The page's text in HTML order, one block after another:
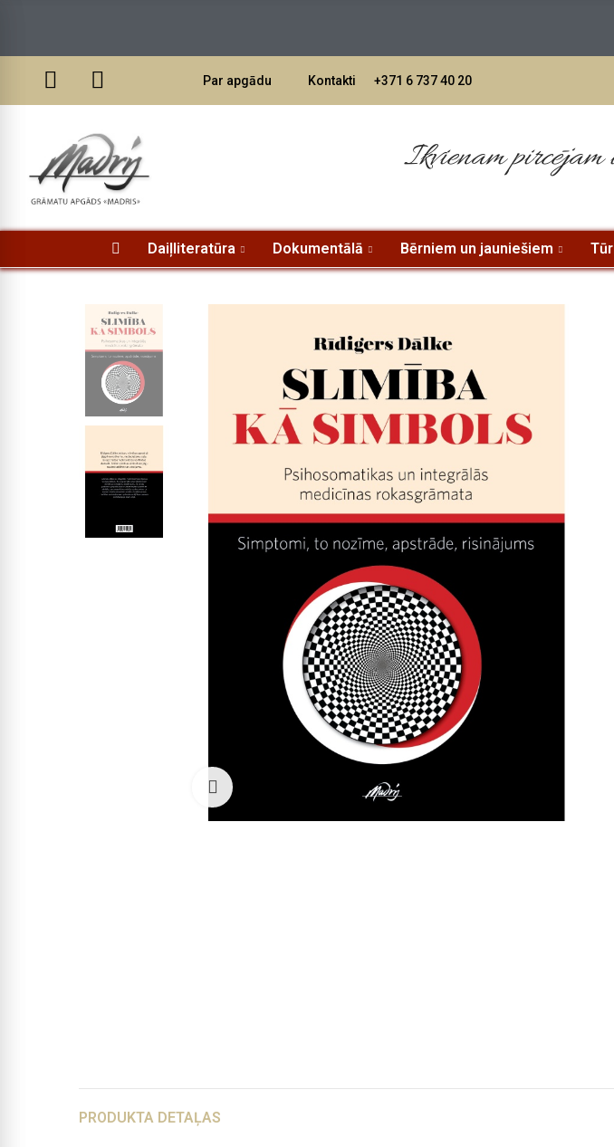
Par apgādu Kontakti +371 6 737 40 20
Ikvienam
Daiļliteratūra Dokumentālā Bērniem un jauniešiem
PRODUKTA DETAĻAS